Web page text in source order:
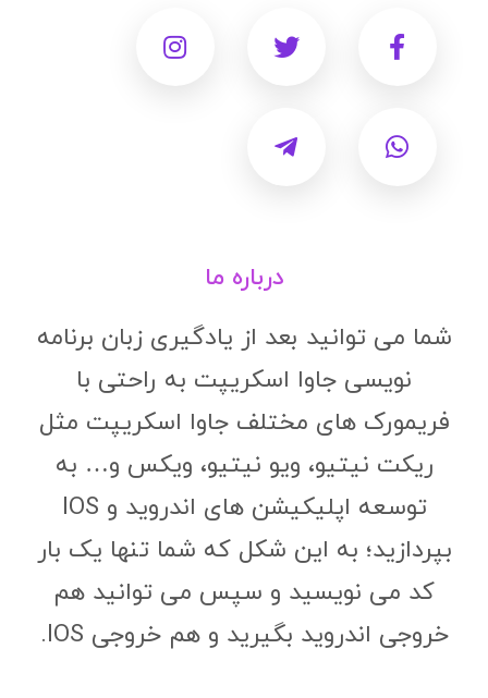
درباره ما
شما می توانید بعد از یادگیری زبان برنامه
نویسی جاوا اسکریپت به راحتی با
فریمورک های مختلف جاوا اسکریپت مثل
ریکت نیتیو، ویو نیتیو، ویکس و… به
توسعه اپلیکیشن های اندروید و IOS
بپردازید؛ به این شکل که شما تنها یک بار
کد می نویسید و سپس می توانید هم
خروجی اندروید بگیرید و هم خروجی IOS.